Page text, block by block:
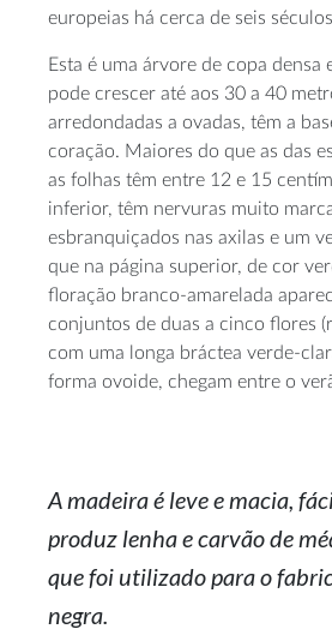
europeias há cerca de seis
Esta é uma árvore de copa densa
pode crescer até aos 30 a 40
arredondadas a ovadas, têm a
coração. Maiores do que as das
as folhas têm entre 12 e 15
inferior, têm nervuras muito
esbranquiçados nas axilas e um
que na página superior, de cor
floração branco-amarelada
conjuntos de duas a cinco flores
com uma longa bráctea verde-
forma ovoide, chegam entre o
A madeira é leve e macia,
produz lenha e carvão de
que foi utilizado para o
negra.